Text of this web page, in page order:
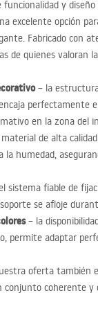
y
excelente opción
Fabricado con
de quienes valoran
– la
perfectamente
en la zona del
de alta
la humedad,
sistema fiable de
se afloje
– la
permite adaptar
oferta también
coherente y